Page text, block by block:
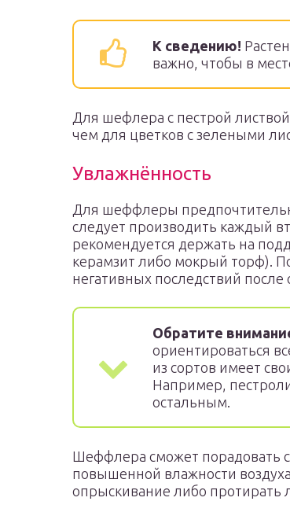
К сведению!
важно, чтобы в
Для шефлера с пестрой
чем для цветков с зелеными
Увлажнённость
Для шеффлеры
следует производить каждый
рекомендуется держать на
керамзит либо мокрый торф).
негативных последствий после
Обратите
ориентироваться
из сортов имеет
Например,
остальным.
Шеффлера сможет порадовать
повышенной влажности
опрыскивание либо протирать